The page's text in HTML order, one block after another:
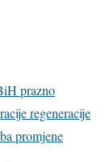
prazno
regeneracije
promjene